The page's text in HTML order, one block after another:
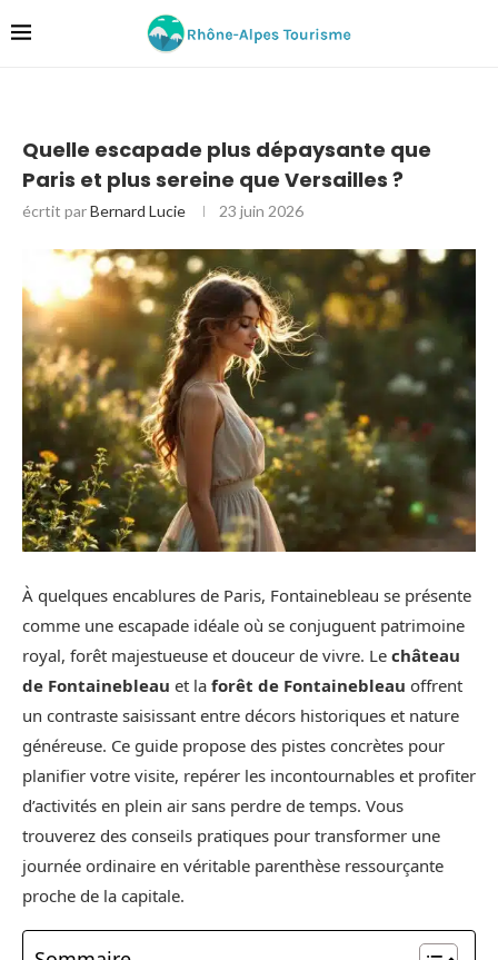
Quelle escapade plus dépaysante que
Paris et plus sereine que Versailles ?
écrtit parBernard Lucie 23 juin 2026
À quelques encablures de Paris, Fontainebleau se présente
comme une escapade idéale où se conjuguent patrimoine
royal, forêt majestueuse et douceur de vivre. Le château
de Fontainebleau et la forêt de Fontainebleau offrent
un contraste saisissant entre décors historiques et nature
généreuse. Ce guide propose des pistes concrètes pour
planifier votre visite, repérer les incontournables et profiter
d’activités en plein air sans perdre de temps. Vous
trouverez des conseils pratiques pour transformer une
journée ordinaire en véritable parenthèse ressourçante
proche de la capitale.